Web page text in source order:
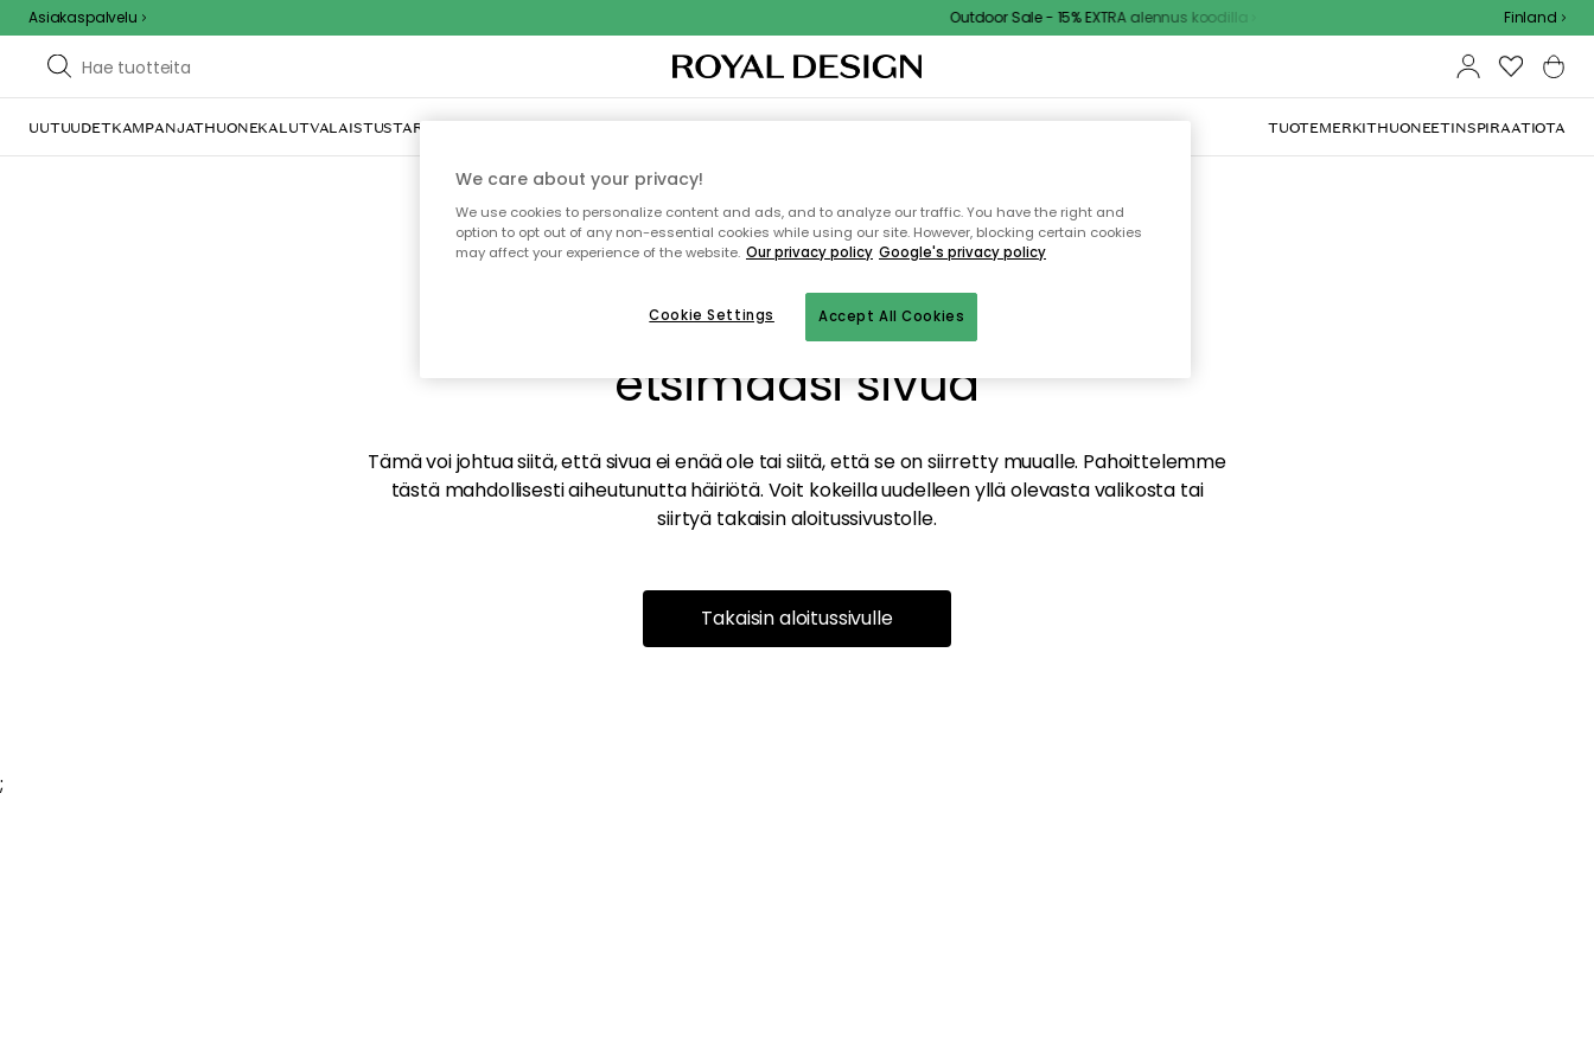
Asiakaspalvelu Outdoor Sale - 15% EXTRA alennus koodilla Finland
UUTUUDETKAMPANJATHUONEKALUTVALAISTUSTARJOILU JA KATTAUSSISUSTUSTEKSTIILIT & MATOTKEITTIÖSÄILYTYSULKOKALUSTEET TUOTEMERKITHUONEETINSPIRAATIOTA
Emme valitettavasti löydä
etsimääsi sivua
Tämä voi johtua siitä, että sivua ei enää ole tai siitä, että se on siirretty muualle. Pahoittelemme
tästä mahdollisesti aiheutunutta häiriötä. Voit kokeilla uudelleen yllä olevasta valikosta tai
siirtyä takaisin aloitussivustolle.
Takaisin aloitussivulle
;
We care about your privacy!
We use cookies to personalize content and ads, and to analyze our traffic. You have the right and
option to opt out of any non-essential cookies while using our site. However, blocking certain cookies
may affect your experience of the website. Our privacy policy Google's privacy policy
Accept All Cookies
Cookie Settings